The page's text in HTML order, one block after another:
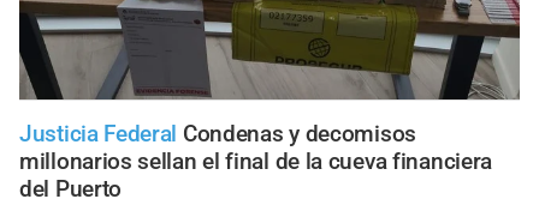
Justicia Federal Condenas y decomisos
millonarios sellan el final de la cueva financiera
del Puerto